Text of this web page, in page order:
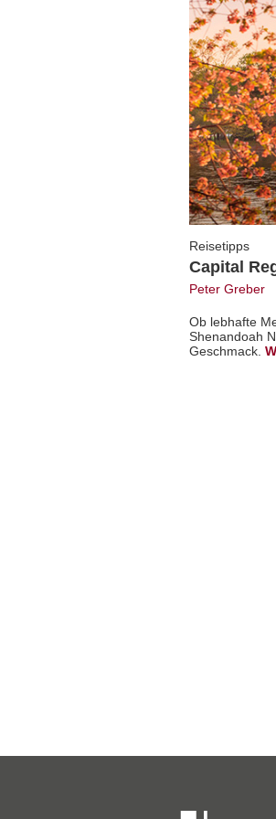
Reisetipps
Capital
Peter Greber
Ob lebhafte
Shenandoah
Geschmack.